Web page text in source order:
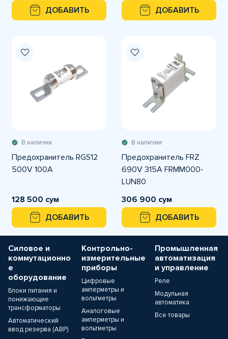
ДОБАВИТЬ
ДОБАВИТЬ
В наличии
Предохранитель RGS12
500V 100A
128 500 сум
ДОБАВИТЬ
В наличии
Предохранитель FRZ
690V 315A FRMM000-
LUN80
306 900 сум
ДОБАВИТЬ
Силовое и
коммутационно
е
оборудование
Блоки питания и
понижающие
трансформаторы
Автоматический
ввод резерва (АВР)
Контрольно-
измерительные
приборы
Цифровые
амперметры и
вольтметры
Аналоговые
амперметры и
вольтметры
Промышленная
автоматизация
и управление
Реле
Модульная
автоматика
Все товары